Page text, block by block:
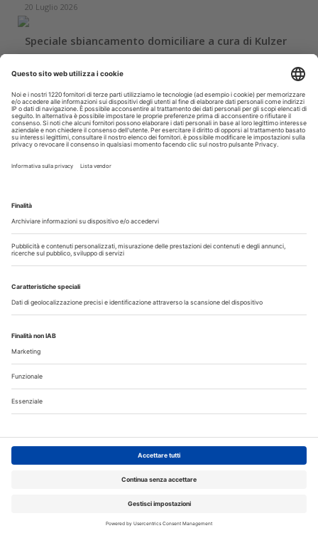
20 Luglio 2026
Speciale sbiancamento domiciliare a cura di Kulzer
Iscriviti alla Newsletter
Iscriviti gratuitamente al servizio per ricevere la
nostra newsletter quotidiana con le notizie del